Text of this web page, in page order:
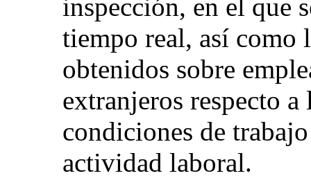
inspección, en el que
tiempo real, así como
obtenidos sobre
extranjeros respecto
condiciones de
actividad laboral.